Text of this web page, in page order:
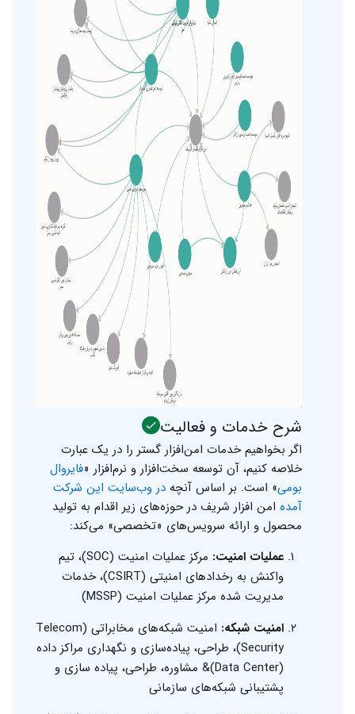
شرح خدمات و فعالیت‌
اگر بخواهیم خدمات امن‌افزار گستر را در یک عبارت
خلاصه کنیم، آن توسعه سخت‌افزار و نرم‌افزار «فایروال
بومی» است. بر اساس آنچهدر وب‌سایت این شرکت
آمده امن افزار شریف در حوزه‌های زیر اقدام به تولید
محصول و ارائه سرویس‌های «تخصصی» می‌کند:
عملیات امنیت:‌
مرکز عملیات امنیت (SOC)، تیم
واکنش به رخدادهای امنیتی (CSIRT)، خدمات
مدیریت شده مرکز عملیات امنیت (MSSP)
امنیت شبکه:
امنیت شبکه‌های مخابراتی (Telecom
Security)، طراحی، پیاده‌سازی و نگهداری مراکز داده
(Data Center)& مشاوره، طراحی، پیاده سازی و
پشتیبانی شبکه‌های سازمانی